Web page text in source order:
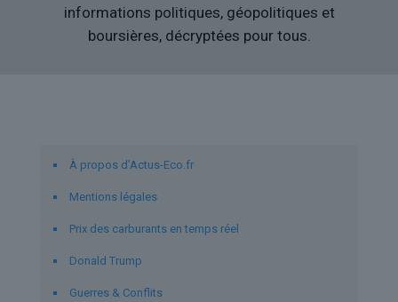
informations politiques, géopolitiques et
boursières, décryptées pour tous.
À propos d’Actus-Eco.fr
Mentions légales
Prix des carburants en temps réel
Donald Trump
Guerres & Conflits